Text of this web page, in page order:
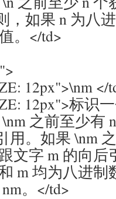
，如果 n 为八
。</td>
12px">\nm </
12px">标识
之前至少有
用。如果 \nm
文字 m 的向
m 均为八进制
。</td>